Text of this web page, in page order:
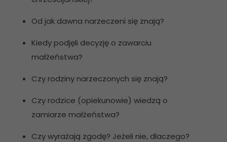
Od jak dawna narzeczeni się znają?
Kiedy podjęli decyzję o zawarciu
małżeństwa?
Czy rodziny narzeczonych się znają?
Czy rodzice (opiekunowie) wiedzą o
zamiarze małżeństwa?
Czy wyrażają zgodę? Jeżeli nie, dlaczego?